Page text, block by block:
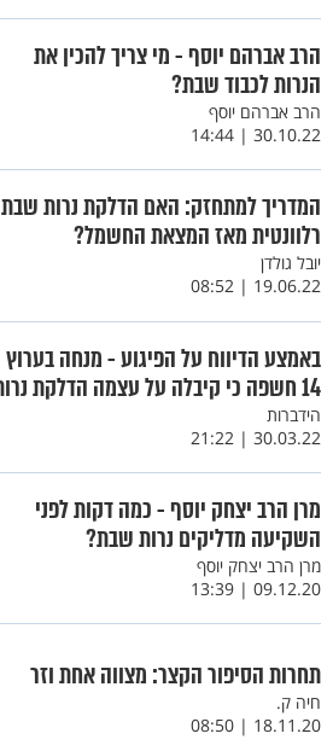
הרב אברהם יוסף - מי צריך להכין את
הנרות לכבוד שבת?
הרב אברהם יוסף
30.10.22 | 14:44
המדריך למתחזק: האם הדלקת נרות שבת
רלוונטית מאז המצאת החשמל?
יובל גולדן
19.06.22 | 08:52
באמצע הדיווח על הפיגוע - מנחה בערוץ
14 חשפה כי קיבלה על עצמה הדלקת נרות
הידברות
30.03.22 | 21:22
מרן הרב יצחק יוסף - כמה דקות לפני
השקיעה מדליקים נרות שבת?
מרן הרב יצחק יוסף
09.12.20 | 13:39
תחרות הסיפור הקצר: מצווה אחת וזר
חיה ק.
18.11.20 | 08:50